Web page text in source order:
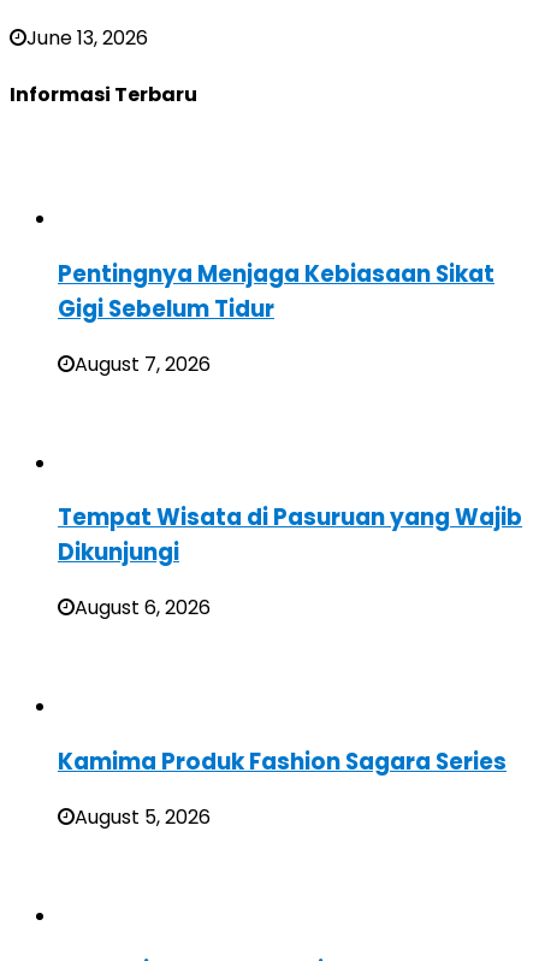
June 13, 2026
Informasi Terbaru
Pentingnya Menjaga Kebiasaan Sikat
Gigi Sebelum Tidur
August 7, 2026
Tempat Wisata di Pasuruan yang Wajib
Dikunjungi
August 6, 2026
Kamima Produk Fashion Sagara Series
August 5, 2026